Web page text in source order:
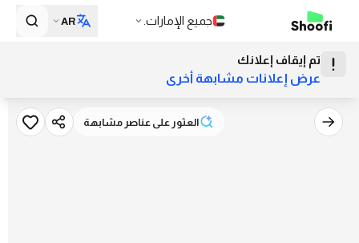
جميع الإمارات. AR
تم إيقاف إعلانك
عرض إعلانات مشابهة أخرى
العثور على عناصر مشابهةالعثور على عناصر مشابهة